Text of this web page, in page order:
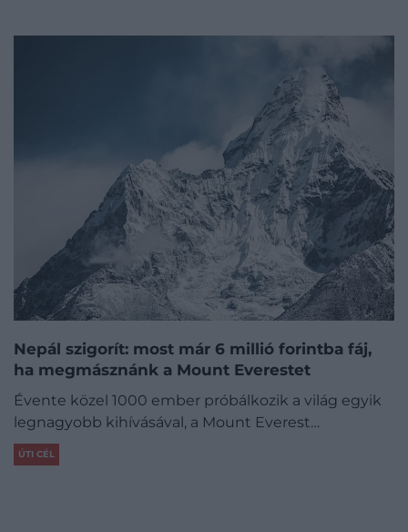
Nepál szigorít: most már 6 millió forintba fáj,
ha megmásznánk a Mount Everestet
Évente közel 1000 ember próbálkozik a világ egyik
legnagyobb kihívásával, a Mount Everest…
ÚTI CÉL